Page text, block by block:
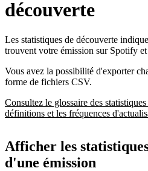
découverte
Les statistiques de découverte
trouvent votre émission sur Spotify
Vous avez la possibilité d'exporter
forme de fichiers CSV.
Consultez le glossaire des
définitions et les fréquences
Afficher les
d'une émission